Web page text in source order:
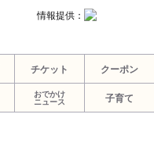
情報提供：
チケット クーポン
おでかけ
ニュース
子育て